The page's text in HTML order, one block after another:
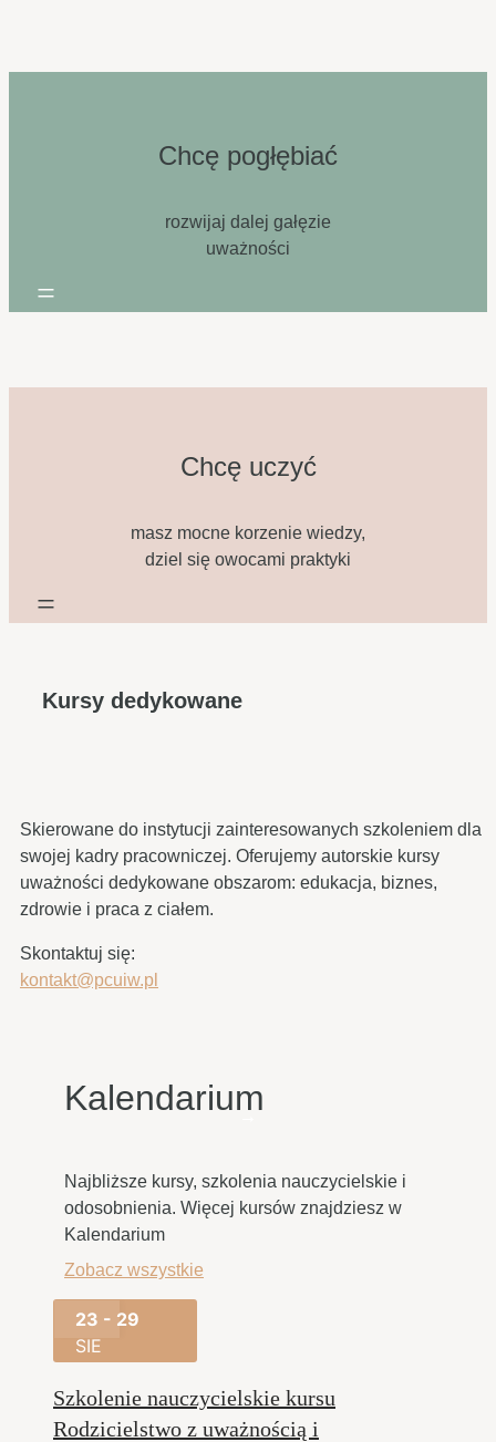
Chcę pogłębiać
rozwijaj dalej gałęzie
uważności
=
Chcę uczyć
masz mocne korzenie wiedzy,
dziel się owocami praktyki
=
Kursy dedykowane
Skierowane do instytucji zainteresowanych szkoleniem dla
swojej kadry pracowniczej. Oferujemy autorskie kursy
uważności dedykowane obszarom: edukacja, biznes,
zdrowie i praca z ciałem.
Skontaktuj się:
kontakt@pcuiw.pl
Kalendarium
Najbliższe kursy, szkolenia nauczycielskie i
odosobnienia. Więcej kursów znajdziesz w
Kalendarium
Zobacz wszystkie
23 - 29
SIE
Szkolenie nauczycielskie kursu
Rodzicielstwo z uważnością i